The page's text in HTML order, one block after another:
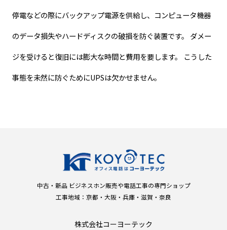
停電などの際にバックアップ電源を供給し、コンピュータ機器
のデータ損失やハードディスクの破損を防ぐ装置です。 ダメー
ジを受けると復旧には膨大な時間と費用を要します。 こうした
事態を未然に防ぐためにUPSは欠かせません。
中古・新品 ビジネスホン販売や電話工事の専門ショップ
工事地域：京都・大阪・兵庫・滋賀・奈良
株式会社コーヨーテック